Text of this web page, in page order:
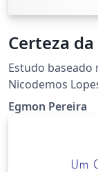
Certeza
Estudo baseado
Nicodemos
http://
ugustus.htm
Egmon Pereira